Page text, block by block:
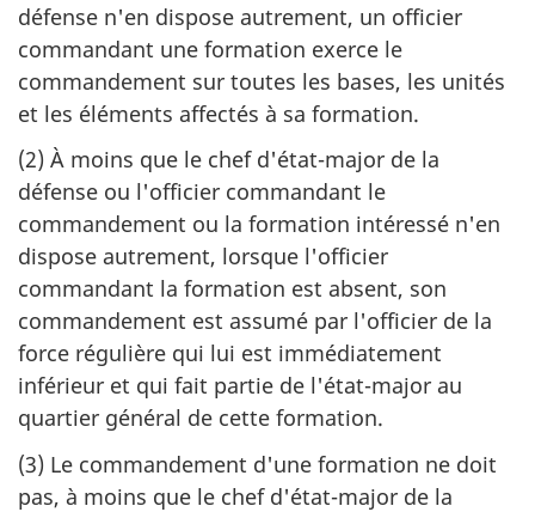
défense n'en dispose autrement, un officier
commandant une formation exerce le
commandement sur toutes les bases, les unités
et les éléments affectés à sa formation.
(2) À moins que le chef d'état-major de la
défense ou l'officier commandant le
commandement ou la formation intéressé n'en
dispose autrement, lorsque l'officier
commandant la formation est absent, son
commandement est assumé par l'officier de la
force régulière qui lui est immédiatement
inférieur et qui fait partie de l'état-major au
quartier général de cette formation.
(3) Le commandement d'une formation ne doit
pas, à moins que le chef d'état-major de la